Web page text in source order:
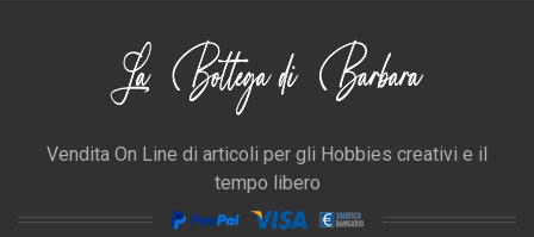
Vendita On Line di articoli per gli Hobbies creativi e il
tempo libero